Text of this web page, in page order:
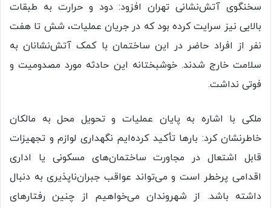
سخنگوی آتش‌نشانی تهران افزود: دود و حرارت به طبقات
بالایی نیز سرایت کرده بود که در جریان عملیات، شش تا هفت
نفر از افراد حاضر در این ساختمان با کمک آتش‌نشانان به
سلامت خارج شدند. خوشبختانه این حادثه مورد مصدومیت و
فوتی نداشت.
ملکی با اشاره به پایان عملیات و تحویل محل به مالکان
خاطرنشان کرد: بارها تأکید کرده‌ایم نگهداری لوازم و تجهیزات
قابل اشتعال در مجاورت ساختمان‌های مسکونی یا اداری
اقدامی پرخطر است و می‌تواند عواقب جبران‌ناپذیری به دنبال
داشته باشد. از شهروندان می‌خواهیم از چنین رفتارهای